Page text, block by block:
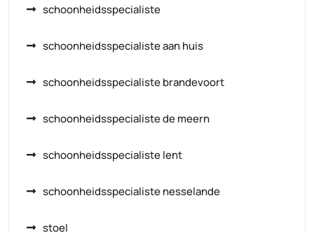
schoonheidsspecialiste
schoonheidsspecialiste aan huis
schoonheidsspecialiste brandevoort
schoonheidsspecialiste de meern
schoonheidsspecialiste lent
schoonheidsspecialiste nesselande
stoel